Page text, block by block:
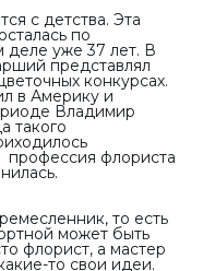
с детства. Эта
по
деле уже 37 лет. В
представлял
конкурсах.
в Америку и
Владимир
такого
профессия флориста
то есть
может быть
флорист, а мастер
то свои идеи.